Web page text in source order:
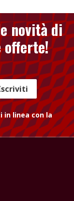
novità di
offerte!
linea con la